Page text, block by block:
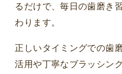
るだけで、毎日の歯磨き
わります。
正しいタイミングでの歯
活用や丁寧なブラッシン